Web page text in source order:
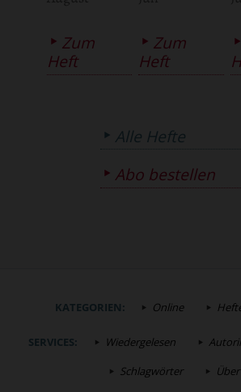
Zum
Heft
Zum
Heft
Alle Hefte
Abo bestellen
KATEGORIEN: Online
SERVICES: Wiedergelesen
Schlagwörter